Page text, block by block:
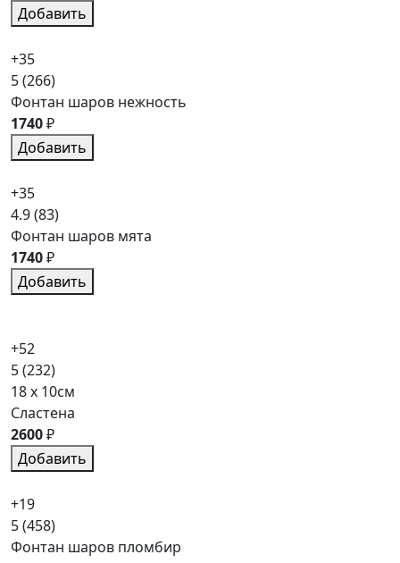
Добавить
+35
5(266)
Фонтан шаров нежность
1740₽
Добавить
+35
4.9(83)
Фонтан шаров мята
1740₽
Добавить
+52
5(232)
18 x 10см
Сластена
2600₽
Добавить
+19
5(458)
Фонтан шаров пломбир